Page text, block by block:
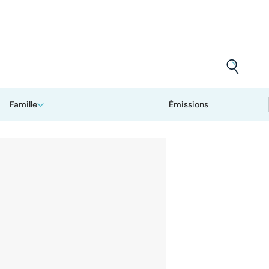
Famille Émissions